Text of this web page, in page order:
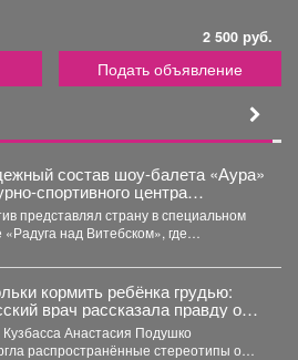
2 500 руб.
Подать объявление
состав шоу-балета «Аура»
спортивного центра
победил в международном
«Славянский базар» в
представлял страну в специальном
«Радуга над Витебском», где
кормить ребёнка грудью:
врач рассказала правду о
Кузбасса Анастасия Подушко
распространённые стереотипы о